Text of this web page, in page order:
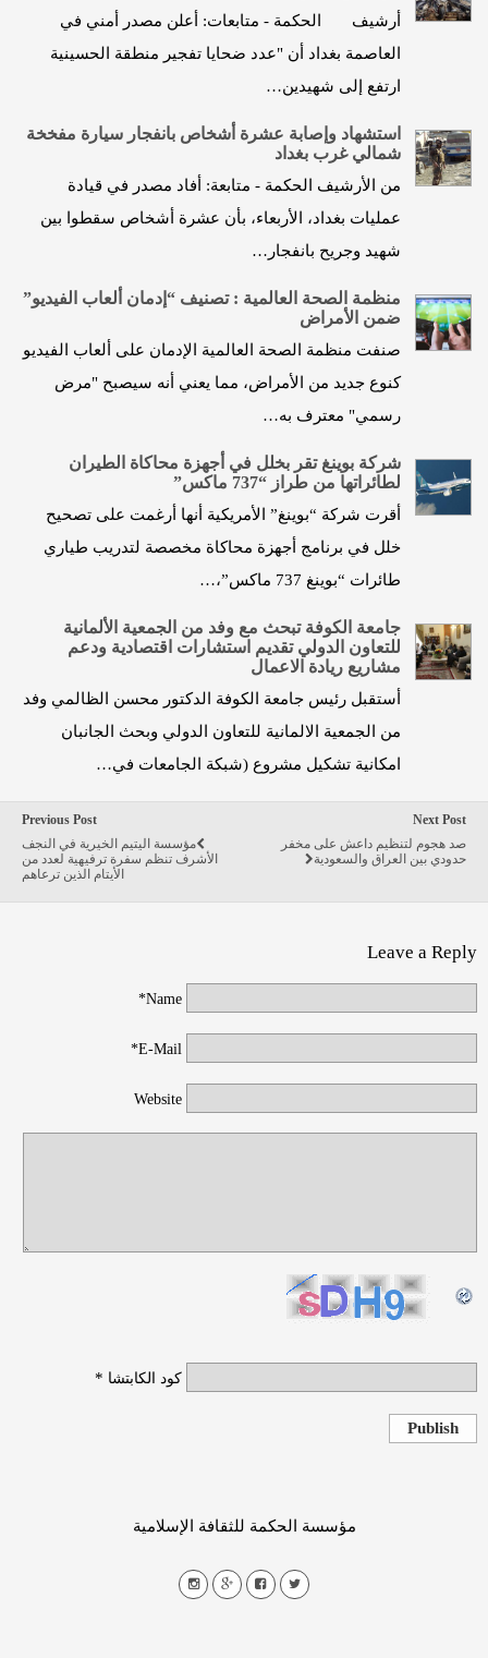
أرشيف الحكمة - متابعات: أعلن مصدر أمني في
العاصمة بغداد أن "عدد ضحايا تفجير منطقة الحسينية
ارتفع إلى شهيدين…
استشهاد وإصابة عشرة أشخاص بانفجار سيارة مفخخة
شمالي غرب بغداد
من الأرشيف الحكمة - متابعة: أفاد مصدر في قيادة
عمليات بغداد، الأربعاء، بأن عشرة أشخاص سقطوا بين
شهيد وجريح بانفجار…
منظمة الصحة العالمية : تصنيف “إدمان ألعاب الفيديو”
ضمن الأمراض
صنفت منظمة الصحة العالمية الإدمان على ألعاب الفيديو
كنوع جديد من الأمراض، مما يعني أنه سيصبح "مرض
رسمي" معترف به…
شركة بوينغ تقر بخلل في أجهزة محاكاة الطيران
لطائراتها من طراز “737 ماكس”
أقرت شركة “بوينغ” الأمريكية أنها أرغمت على تصحيح
خلل في برنامج أجهزة محاكاة مخصصة لتدريب طياري
طائرات “بوينغ 737 ماكس”،…
جامعة الكوفة تبحث مع وفد من الجمعية الألمانية
للتعاون الدولي تقديم استشارات اقتصادية ودعم
مشاريع ريادة الاعمال
أستقبل رئيس جامعة الكوفة الدكتور محسن الظالمي وفد
من الجمعية الالمانية للتعاون الدولي وبحث الجانبان
امكانية تشكيل مشروع (شبكة الجامعات في…
Previous Post
مؤسسة اليتيم الخيرية في النجف
الأشرف تنظم سفرة ترفيهية لعدد من
الأيتام الذين ترعاهم
Next Post
صد هجوم لتنظيم داعش على مخفر
حدودي بين العراق والسعودية
Leave a Reply
Name*
E-Mail*
Website
كود الكابتشا *
Publish
مؤسسة الحكمة للثقافة الإسلامية